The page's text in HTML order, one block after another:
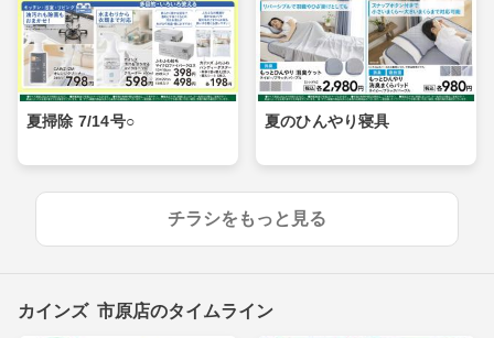
夏掃除 7/14号○ 夏のひんやり寝具
チラシをもっと見る
カインズ 市原店のタイムライン